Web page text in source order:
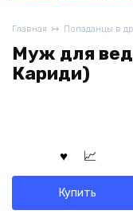
Главная Попаданцы в
Муж для
Кариди)
Купить